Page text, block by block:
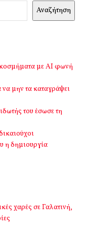
Αναζήτηση
κοσμήματα με ΑΙ φωνή
μην τα καταγράψει
του έσωσε τη
η δημιουργία
χαρές σε Γαλατινή,